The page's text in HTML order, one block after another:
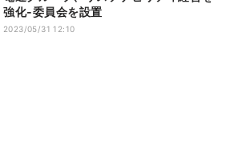
強化‐委員会を設置
2023/05/31 12:10